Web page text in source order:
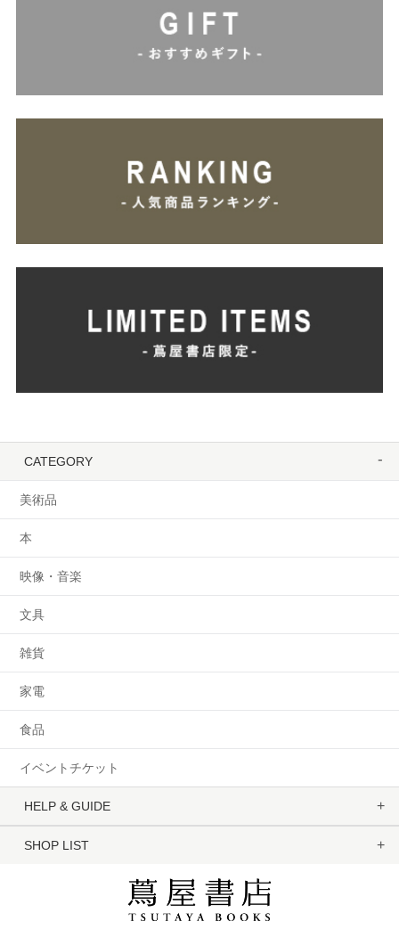
CATEGORY
美術品
本
映像・音楽
文具
雑貨
家電
食品
イベントチケット
HELP & GUIDE
SHOP LIST